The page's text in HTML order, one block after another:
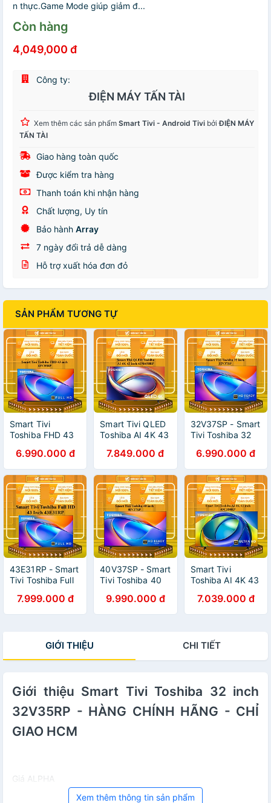
n thực.Game Mode giúp giảm đ...
Còn hàng
4,049,000 đ
Công ty:
ĐIỆN MÁY TẤN TÀI
Xem thêm các sản phẩm Smart Tivi - Android Tivi bởiĐIỆN MÁY
TẤN TÀI
Giao hàng toàn quốc
Được kiểm tra hàng
Thanh toán khi nhận hàng
Chất lượng, Uy tín
Bảo hành Array
7 ngày đổi trả dễ dàng
Hỗ trợ xuất hóa đơn đỏ
SẢN PHẨM TƯƠNG TỰ
Smart Tivi
Toshiba FHD 43
HÀNG CHÍNH
HÃNG - CHỈ
GIAO HCM
6.990.000 đ
Smart Tivi QLED
Toshiba AI 4K 43
- HÀNG CHÍNH
HÃNG - CHỈ
GIAO HCM
7.849.000 đ
32V37SP - Smart
Tivi Toshiba 32
HÀNG CHÍNH
HÃNG - GIAO
HCM
6.990.000 đ
43E31RP - Smart
Tivi Toshiba Full
43E31RP - HÀNG
CHÍNH HÃNG -
7.999.000 đ
40V37SP - Smart
Tivi Toshiba 40
2026 VIDAA U9 -
HÀNG CHÍNH
9.990.000 đ
Smart Tivi
Toshiba AI 4K 43
HÀNG CHÍNH
HÃNG - CHỈ
7.039.000 đ
GIỚI THIỆU CHI TIẾT
Giới thiệu Smart Tivi Toshiba 32 inch
32V35RP - HÀNG CHÍNH HÃNG - CHỈ
GIAO HCM
Giá ALPHA
Xem thêm thông tin sản phẩm